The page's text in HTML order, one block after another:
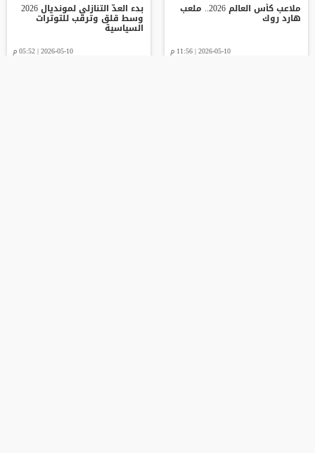
ملاعب كأس العالم 2026.. ملعب
هارد روك
2026-05-10 | 11:56 م
بدء العدّ التنازلي لمونديال 2026
وسط قلق وترقب للتوترات
السياسية
2026-05-10 | 05:52 م